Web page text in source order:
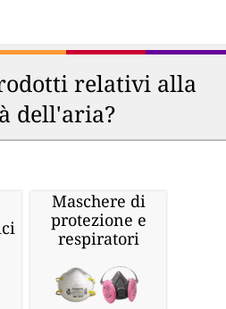
relativi alla
dell'aria?
Maschere di
protezione e
respiratori